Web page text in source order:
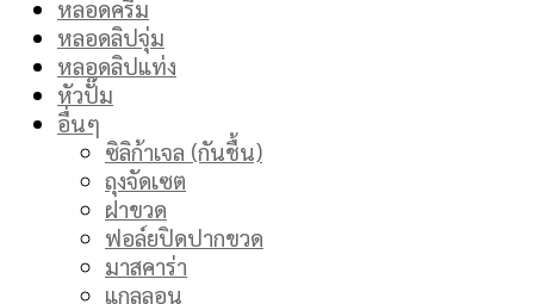
หลอดครีม
หลอดลิปจุ่ม
หลอดลิปแท่ง
หัวปั๊ม
อื่นๆ
ซิลิก้าเจล (กันชื้น)
ถุงจัดเซต
ฝาขวด
ฟอล์ยปิดปากขวด
มาสคาร่า
แกลลอน